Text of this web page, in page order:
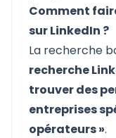
Comment
sur LinkedIn ?
La recherche
recherche
trouver des
entreprises
opérateurs ».